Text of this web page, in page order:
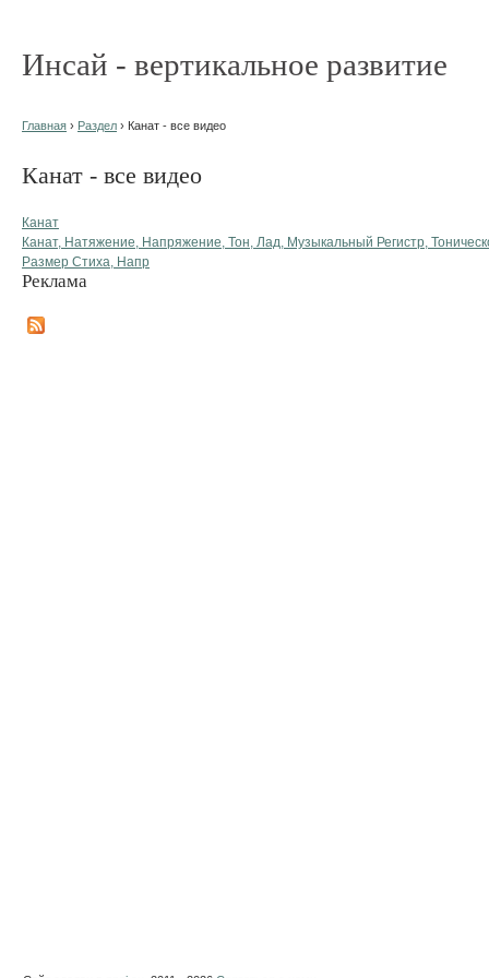
Инсай - вертикальное развитие
Главная › Раздел › Канат - все видео
Канат - все видео
Канат
Канат, Натяжение, Напряжение, Тон, Лад, Музыкальный Регистр,
Размер Стиха, Напр
Реклама